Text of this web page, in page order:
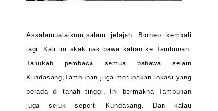
Assalamualaikum,salam jelajah Borneo kembali
lagi. Kali ini akak nak bawa kalian ke Tambunan.
Tahukah pembaca semua bahawa selain
Kundasang,Tambunan juga merupakan lokasi yang
berada di tanah tinggi. Ini bermakna Tambunan
juga sejuk seperti Kundasang. Dan kalau